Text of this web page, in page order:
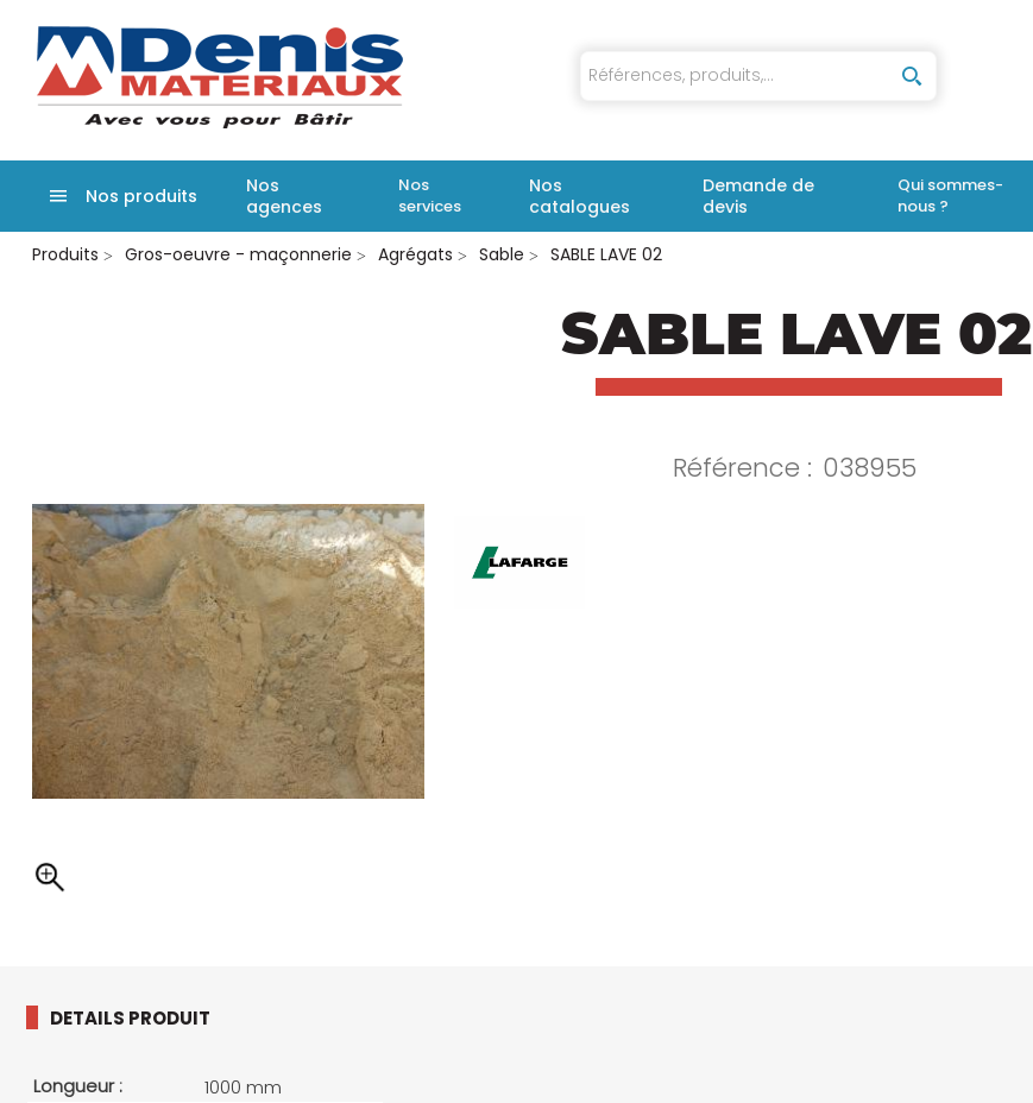
Aller
Nos produits
Nos
agences
Nos
services
Nos
catalogues
Demande de
devis
Qui sommes-
nous ?
Produits
Gros-oeuvre - maçonnerie Agrégats Sable SABLE LAVE 02
SABLE LAVE 02
Référence : 038955
DETAILS PRODUIT
Longueur :
1000 mm